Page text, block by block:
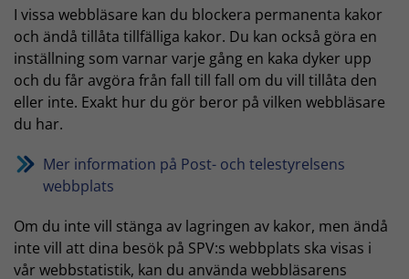
I vissa webbläsare kan du blockera permanenta kakor
och ändå tillåta tillfälliga kakor. Du kan också göra en
inställning som varnar varje gång en kaka dyker upp
och du får avgöra från fall till fall om du vill tillåta den
eller inte. Exakt hur du gör beror på vilken webbläsare
du har.
Mer information på Post- och telestyrelsens
webbplats
Om du inte vill stänga av lagringen av kakor, men ändå
inte vill att dina besök på SPV:s webbplats ska visas i
vår webbstatistik, kan du använda webbläsarens